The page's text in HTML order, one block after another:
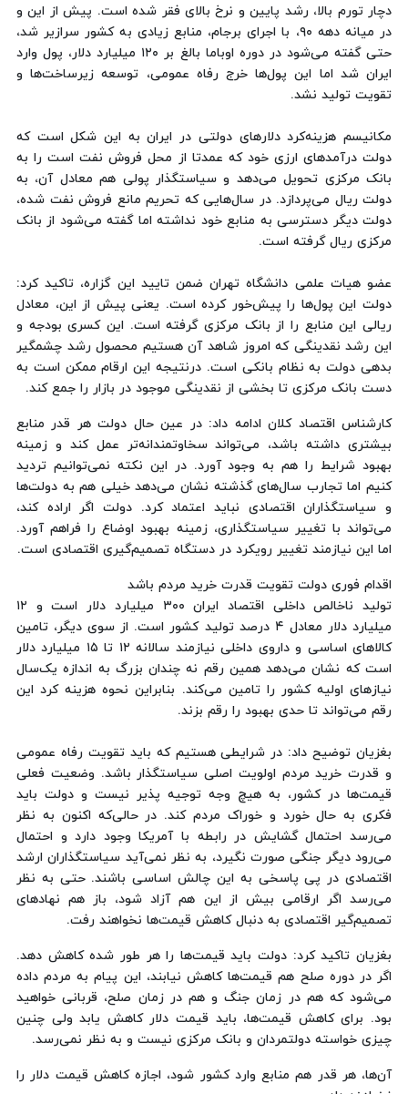
دچار تورم بالا، رشد پایین و نرخ بالای فقر شده است. پیش از این و
در میانه دهه ۹۰، با اجرای برجام، منابع زیادی به کشور سرازیر شد،
حتی گفته می‌شود در دوره اوباما بالغ بر ۱۲۰ میلیارد دلار، پول وارد
ایران شد اما این پول‌ها خرج رفاه عمومی، توسعه زیرساخت‌ها و
تقویت تولید نشد.
مکانیسم هزینه‌کرد دلارهای دولتی در ایران به این شکل است که
دولت درآمدهای ارزی خود که عمدتا از محل فروش نفت است را به
بانک مرکزی تحویل می‌دهد و سیاستگذار پولی هم معادل آن، به
دولت ریال می‌پردازد. در سال‌هایی که تحریم مانع فروش نفت شده،
دولت دیگر دسترسی به منابع خود نداشته اما گفته می‌شود از بانک
مرکزی ریال گرفته است.
عضو هیات علمی دانشگاه تهران ضمن تایید این گزاره، تاکید کرد:‌
دولت این پول‌ها را پیش‌خور کرده است. یعنی پیش از این، معادل
ریالی این منابع را از بانک مرکزی گرفته است. این کسری بودجه و
این رشد نقدینگی که امروز شاهد آن هستیم محصول رشد چشمگیر
بدهی دولت به نظام بانکی است. درنتیجه این ارقام ممکن است به
دست بانک مرکزی تا بخشی از نقدینگی موجود در بازار را جمع کند.
کارشناس اقتصاد کلان ادامه داد: در عین حال دولت هر قدر منابع
بیشتری داشته باشد، می‌تواند سخاوتمندانه‌تر عمل کند و زمینه
بهبود شرایط را هم به وجود آورد. در این نکته نمی‌توانیم تردید
کنیم اما تجارب سال‌های گذشته نشان می‌دهد خیلی هم به دولت‌ها
و سیاستگذاران اقتصادی نباید اعتماد کرد. دولت‌ اگر اراده کند،
می‌تواند با تغییر سیاستگذاری، زمینه بهبود اوضاع را فراهم آورد.
اما این نیازمند تغییر رویکرد در دستگاه تصمیم‌گیری اقتصادی است.
اقدام فوری دولت تقویت قدرت خرید مردم باشد
تولید ناخالص داخلی اقتصاد ایران ۳۰۰ میلیارد دلار است و ۱۲
میلیارد دلار معادل ۴ درصد تولید کشور است. از سوی دیگر، تامین
کالاهای اساسی و داروی داخلی نیازمند سالانه ۱۲ تا ۱۵ میلیارد دلار
است که نشان می‌دهد همین رقم نه چندان بزرگ به اندازه یک‌سال
نیازهای اولیه کشور را تامین می‌کند. بنابراین نحوه هزینه کرد این
رقم می‌تواند تا حدی بهبود را رقم بزند.
بغزیان توضیح داد: در شرایطی هستیم که باید تقویت رفاه عمومی
و قدرت خرید مردم اولویت اصلی سیاستگذار باشد. وضعیت فعلی
قیمت‌ها در کشور، به هیچ وجه توجیه پذیر نیست و دولت باید
فکری به حال خورد و خوراک مردم کند. در حالی‌که اکنون به نظر
می‌رسد احتمال گشایش در رابطه با آمریکا وجود دارد و احتمال
می‌رود دیگر جنگی صورت نگیرد، به نظر نمی‌آید سیاستگذاران ارشد
اقتصادی در پی پاسخی به این چالش اساسی باشند. حتی به نظر
می‌رسد اگر ارقامی بیش از این هم آزاد شود، باز هم نهادهای
تصمیم‌گیر اقتصادی به دنبال کاهش قیمت‌ها نخواهند رفت.
بغزیان تاکید کرد: دولت باید قیمت‌ها را هر طور شده کاهش دهد.
اگر در دوره صلح هم قیمت‌ها کاهش نیابند، این پیام به مردم داده
می‌شود که هم در زمان جنگ و هم در زمان صلح، قربانی خواهید
بود. برای کاهش قیمت‌ها، باید قیمت دلار کاهش یابد ولی چنین
چیزی خواسته دولتمردان و بانک مرکزی نیست و به نظر نمی‌رسد.
آن‌ها، هر قدر هم منابع وارد کشور شود، اجازه کاهش قیمت دلار را